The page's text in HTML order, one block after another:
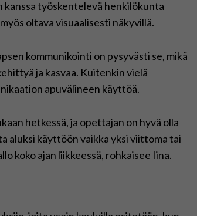
työskentelevä henkilökunta
oltava visuaalisesti näkyvillä.
kommunikointi on pysyvästi se, mikä
ja kasvaa. Kuitenkin vielä
apuvälineen käyttöä.
hetkessä, ja opettajan on hyvä olla
aluksi käyttöön vaikka yksi viittoma tai
koko ajan liikkeessä, rohkaisee Iina.